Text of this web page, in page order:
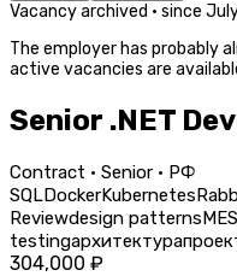
Vacancy archived · since
The employer has probably
active vacancies are
Senior .NET
Contract · Senior · РФ
SQLDockerKubernetes
Reviewdesign patternsMES
testingархитектура
304,000 ₽